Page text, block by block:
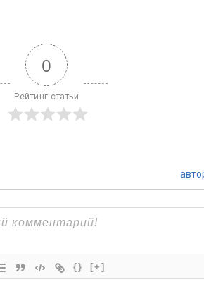
0
Рейтинг статьи
{} [+]